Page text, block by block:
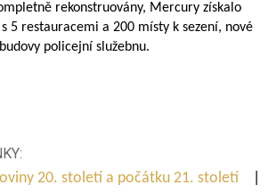
rekonstruovány, Mercury získalo
5 restauracemi a 200 místy k sezení, nové
policejní služebnu.
20. století a počátku 21. století